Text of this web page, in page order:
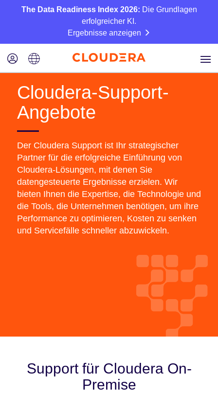
The Data Readiness Index 2026: Die Grundlagen
erfolgreicher KI.
Ergebnisse anzeigen
Cloudera-Support-
Angebote
Der Cloudera Support ist Ihr strategischer
Partner für die erfolgreiche Einführung von
Cloudera-Lösungen, mit denen Sie
datengesteuerte Ergebnisse erzielen. Wir
bieten Ihnen die Expertise, die Technologie und
die Tools, die Unternehmen benötigen, um ihre
Performance zu optimieren, Kosten zu senken
und Servicefälle schneller abzuwickeln.
Support für Cloudera On-
Premise